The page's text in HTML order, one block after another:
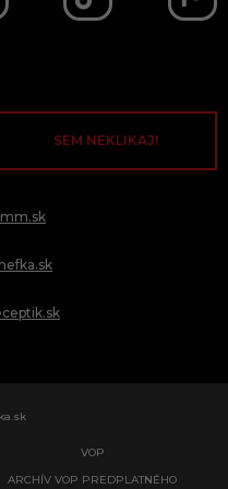
SEM NEKLIKAJ!
VOP
ARCHÍV VOP PREDPLATNÉHO